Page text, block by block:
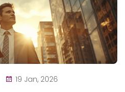
19 Jan, 2026